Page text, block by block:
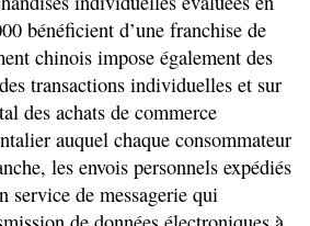
bénéficient d’une franchise de
chinois impose également des
transactions individuelles et sur
des achats de commerce
auquel chaque consommateur
les envois personnels expédiés
service de messagerie qui